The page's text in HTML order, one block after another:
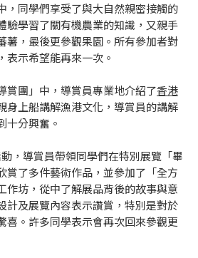
，同學們享受了與大自然親密接觸的
驗學習了關有機農業的知識，又親手
薯，最後更參觀果園。所有參加者對
表示希望能再來一次。
賞團」中，導賞員專業地介紹了香港
身上船講解漁港文化，導賞員的講解
十分興奮。
，導賞員帶領同學們在特別展覽「畢
賞了多件藝術作品，並參加了「全方
作坊，從中了解展品背後的故事與意
計及展覽內容表示讚賞，特別是對於
喜。許多同學表示會再次回來參觀更